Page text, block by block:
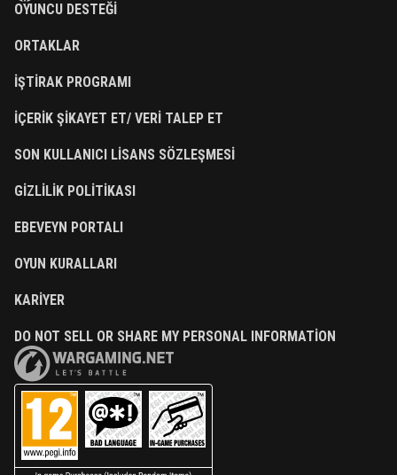
OYUNCU DESTEĞI
ORTAKLAR
İŞTIRAK PROGRAMI
İÇERIK ŞIKAYET ET/ VERI TALEP ET
SON KULLANICI LISANS SÖZLEŞMESI
GIZLILIK POLITIKASI
EBEVEYN PORTALI
OYUN KURALLARI
KARIYER
DO NOT SELL OR SHARE MY PERSONAL INFORMATION